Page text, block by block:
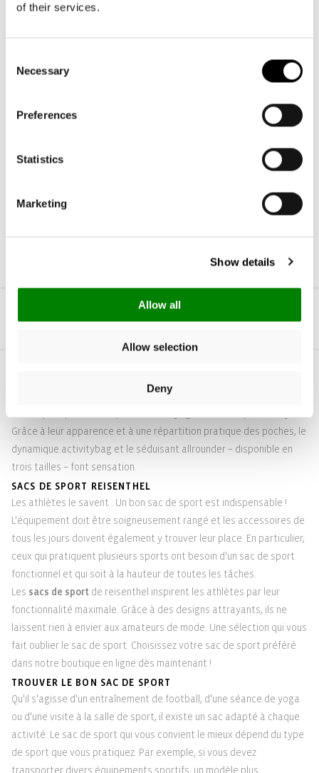
of their services.
Selection
Necessary
Preferences
Statistics
Marketing
Show details
Allow all
Allow selection
Deny
allrounder M
+20
1/4
Grâce à leur apparence et à une répartition pratique des poches, le
dynamique activitybag et le séduisant allrounder – disponible en
trois tailles – font sensation.
SACS DE SPORT REISENTHEL
Les athlètes le savent : Un bon sac de sport est indispensable !
L'équipement doit être soigneusement rangé et les accessoires de
tous les jours doivent également y trouver leur place. En particulier,
ceux qui pratiquent plusieurs sports ont besoin d'un sac de sport
fonctionnel et qui soit à la hauteur de toutes les tâches.
Les sacs de sport de reisenthel inspirent les athlètes par leur
fonctionnalité maximale. Grâce à des designs attrayants, ils ne
laissent rien à envier aux amateurs de mode. Une sélection qui vous
fait oublier le sac de sport. Choisissez votre sac de sport préféré
dans notre boutique en ligne dès maintenant !
TROUVER LE BON SAC DE SPORT
Qu'il s'agisse d'un entraînement de football, d'une séance de yoga
ou d'une visite à la salle de sport, il existe un sac adapté à chaque
activité. Le sac de sport qui vous convient le mieux dépend du type
de sport que vous pratiquez. Par exemple, si vous devez
transporter divers équipements sportifs, un modèle plus